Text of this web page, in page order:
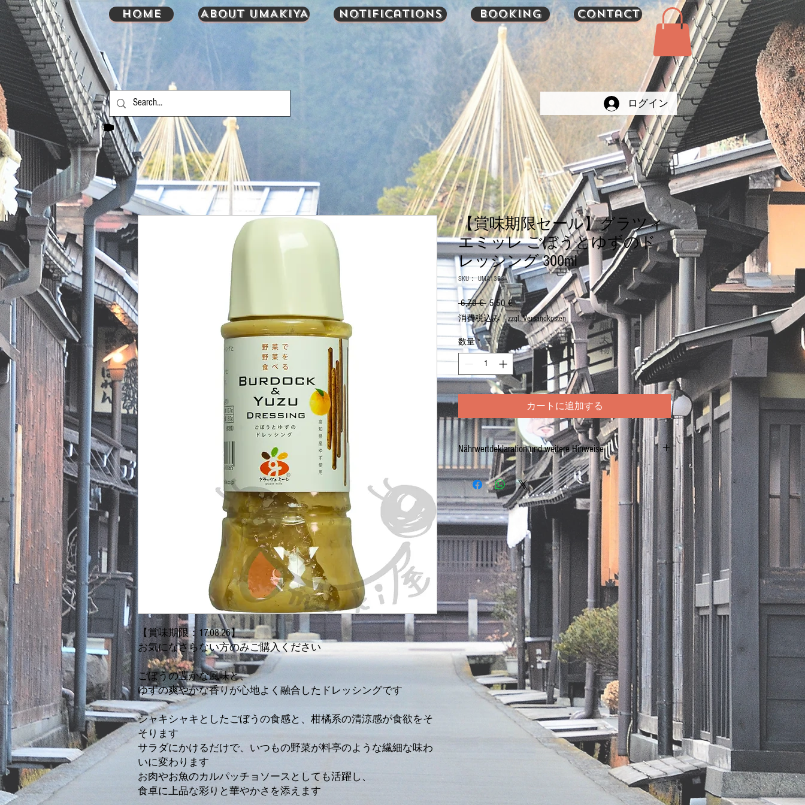
ログイン
【賞味期限：17.08.26】
お気になさらない方のみご購入ください
ごぼうの豊かな風味と、
ゆずの爽やかな香りが心地よく融合したドレッシングです
シャキシャキとしたごぼうの食感と、柑橘系の清涼感が食欲をそ
そります
サラダにかけるだけで、いつもの野菜が料亭のような繊細な味わ
いに変わります
お肉やお魚のカルパッチョソースとしても活躍し、
食卓に上品な彩りと華やかさを添えます
【賞味期限セール】グラツィ
エミッレ ごぼうとゆずのド
レッシング 300ml
SKU： UMA1353
6,70 € 通
常
価
格
5,50 €セ
ー
ル
格
消費税込み|zzgl. Versandkosten
数量 *
カートに追加する
Nährwertdeklaration und weitere Hinweise
HOME About UMAKIYA Notifications Booking Contact